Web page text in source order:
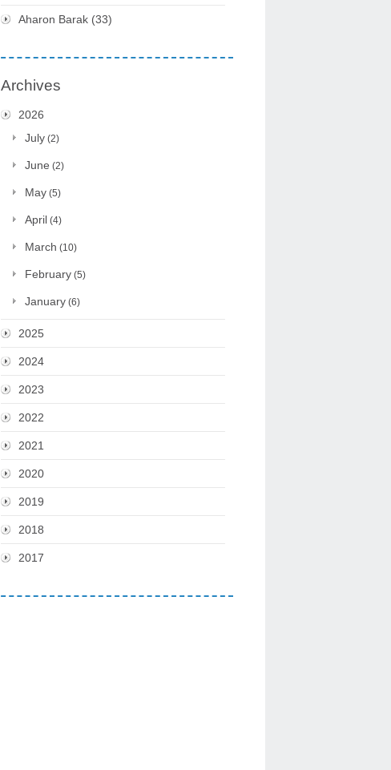
Aharon Barak (33)
Archives
2026
July (2)
June (2)
May (5)
April (4)
March (10)
February (5)
January (6)
2025
2024
2023
2022
2021
2020
2019
2018
2017